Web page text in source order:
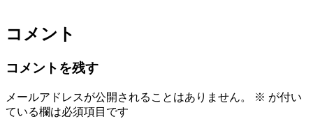
コメント
コメントを残す
メールアドレスが公開されることはありません。 ※ が付い
ている欄は必須項目です